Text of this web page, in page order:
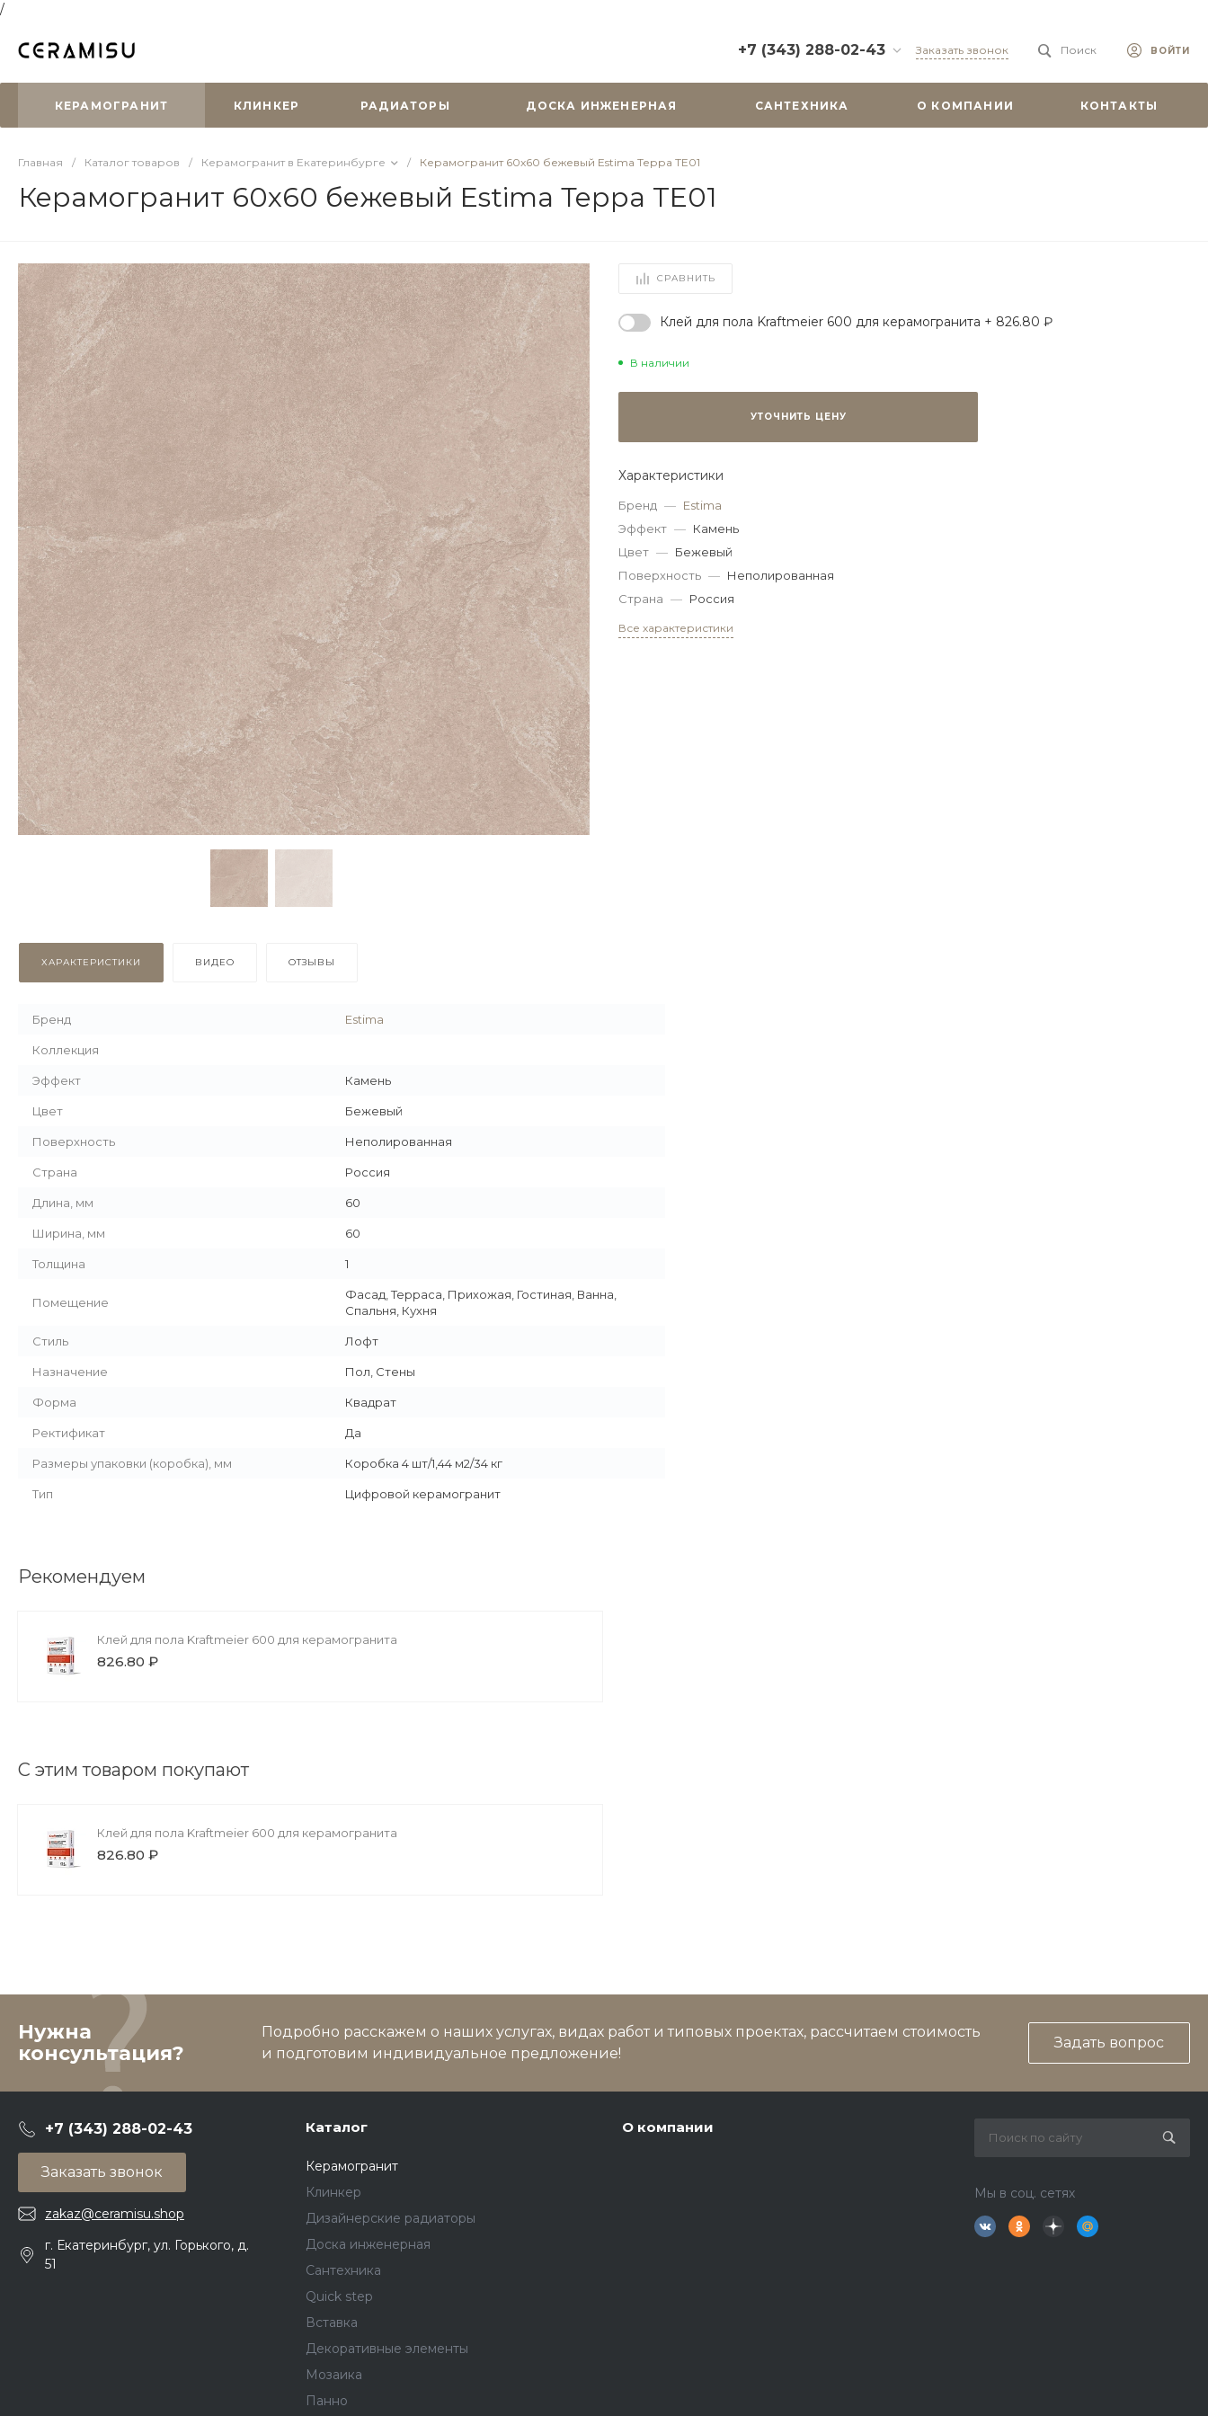
/
+7 (343) 288-02-43
г. Екатеринбург, ул.
Горького, д. 51
Заказать звонок Поиск ВОЙТИ
КЕРАМОГРАНИТ КЛИНКЕР РАДИАТОРЫ ДОСКА ИНЖЕНЕРНАЯ САНТЕХНИКА О КОМПАНИИ КОНТАКТЫ
Главная / Каталог товаров / Керамогранит в Екатеринбурге / Керамогранит 60x60 бежевый Estima Терра TE01
Керамогранит 60x60 бежевый Estima Терра TE01
СРАВНИТЬ
Клей для пола Kraftmeier 600 для керамогранита + 826.80 ₽
В наличии
УТОЧНИТЬ ЦЕНУ
Характеристики
Бренд — Estima
Эффект — Камень
Цвет — Бежевый
Поверхность — Неполированная
Страна — Россия
Все характеристики
ХАРАКТЕРИСТИКИ ВИДЕО ОТЗЫВЫ
Бренд Estima
Коллекция
Эффект Камень
Цвет Бежевый
Поверхность Неполированная
Страна Россия
Длина, мм 60
Ширина, мм 60
Толщина 1
Помещение
Фасад, Терраса, Прихожая, Гостиная, Ванна,
Спальня, Кухня
Стиль Лофт
Назначение Пол, Стены
Форма Квадрат
Ректификат Да
Размеры упаковки (коробка), мм Коробка 4 шт/1,44 м2/34 кг
Тип Цифровой керамогранит
Рекомендуем
Клей для пола Kraftmeier 600 для керамогранита
826.80 ₽
С этим товаром покупают
Клей для пола Kraftmeier 600 для керамогранита
826.80 ₽
Нужна
консультация?
Подробно расскажем о наших услугах, видах работ и типовых проектах, рассчитаем стоимость
и подготовим индивидуальное предложение!
Задать вопрос
+7 (343) 288-02-43
Заказать звонок
zakaz@ceramisu.shop
г. Екатеринбург, ул. Горького, д.
51
Каталог
Керамогранит
Клинкер
Дизайнерские радиаторы
Доска инженерная
Сантехника
Quick step
Вставка
Декоративные элементы
Мозаика
Панно
О компании
Мы в соц. сетях